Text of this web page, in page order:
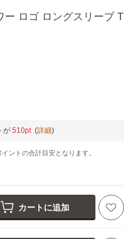
ー ロゴ ロングスリーブ T
が 510pt (詳細)
ントの合計目安となります。
カートに追加